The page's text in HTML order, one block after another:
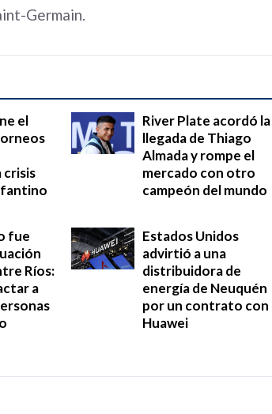
Germain.
el
crisis
River Plate acordó la
llegada de Thiago
Almada y rompe el
mercado con otro
campeón del mundo
fue
Ríos:
a
Estados Unidos
advirtió a una
distribuidora de
energía de Neuquén
por un contrato con
Huawei